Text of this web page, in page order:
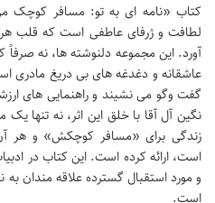
کتاب «نامه ای به تو: مسافر کوچک
لطافت و ژرفای عاطفی است که قلب هر
آورد. این مجموعه دلنوشته ها، نه صرفاً
عاشقانه و دغدغه های بی دریغ مادری
گفت وگو می نشیند و راهنمایی های
نگین آل آقا با خلق این اثر، نه تنها
زندگی برای «مسافر کوچکش» و هر
است، ارائه کرده است. این کتاب در
و مورد استقبال گسترده علاقه مندان به
است.